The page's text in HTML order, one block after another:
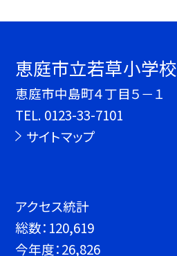
恵庭市立若草小学校
恵庭市中島町４丁目５－１
TEL. 0123-33-7101
サイトマップ
アクセス統計
総数： 120,619
今年度：26,826